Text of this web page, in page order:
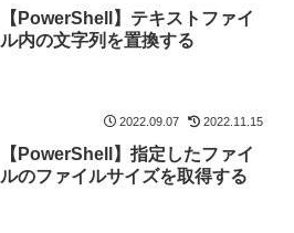
【PowerShell】テキストファイ
ル内の文字列を置換する
2022.09.07 2022.11.15
【PowerShell】指定したファイ
ルのファイルサイズを取得する